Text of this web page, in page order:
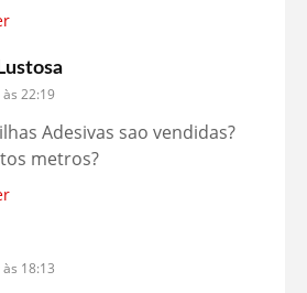
22:19
Adesivas sao vendidas?
metros?
18:13